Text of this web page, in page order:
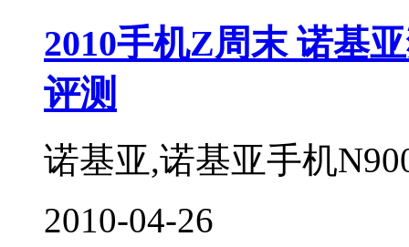
2010手机Z周末 诺基
评测
诺基亚,诺基亚手机
2010-04-26